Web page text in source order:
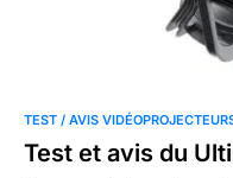
TEST / AVIS
Test et avis du